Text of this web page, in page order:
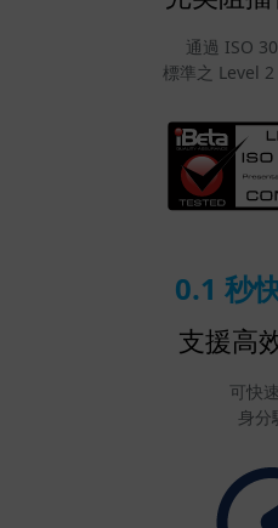
通過 ISO
標準之 Level
0.1 秒
支援高
可快
身分